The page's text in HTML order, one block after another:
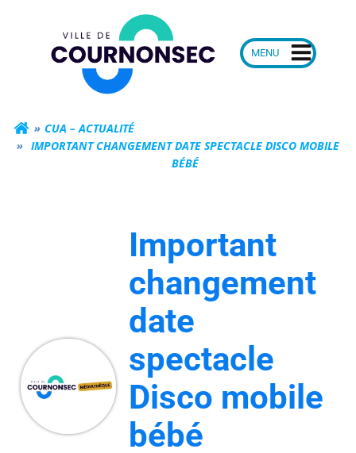
Mairie de
CUA – ACTUALITÉ
IMPORTANT CHANGEMENT DATE SPECTACLE DISCO MOBILE
BÉBÉ
Important
changement
date
spectacle
Disco mobile
bébé